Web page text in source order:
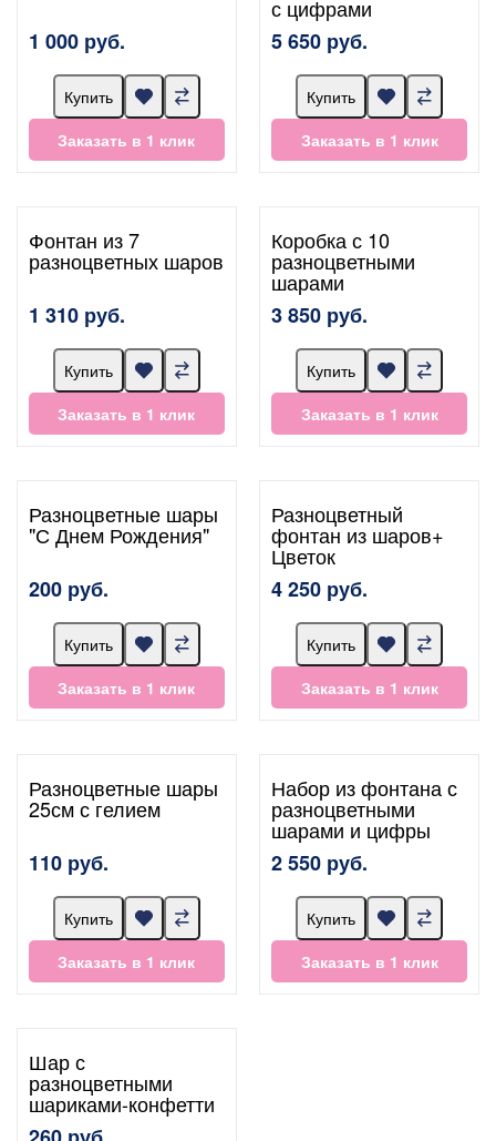
1 000 руб.
Купить
Заказать в 1 клик
с цифрами
5 650 руб.
Купить
Заказать в 1 клик
Фонтан из 7
разноцветных шаров
1 310 руб.
Купить
Заказать в 1 клик
Коробка с 10
разноцветными
шарами
3 850 руб.
Купить
Заказать в 1 клик
Разноцветные шары
"С Днем Рождения"
200 руб.
Купить
Заказать в 1 клик
Разноцветный
фонтан из шаров+
Цветок
4 250 руб.
Купить
Заказать в 1 клик
Разноцветные шары
25см с гелием
110 руб.
Купить
Заказать в 1 клик
Набор из фонтана с
разноцветными
шарами и цифры
2 550 руб.
Купить
Заказать в 1 клик
Шар с
разноцветными
шариками-конфетти